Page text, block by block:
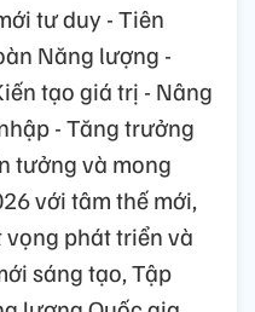
tư duy - Tiên
Năng lượng -
tạo giá trị - Nâng
- Tăng trưởng
tưởng và mong
với tâm thế mới,
phát triển và
sáng tạo, Tập